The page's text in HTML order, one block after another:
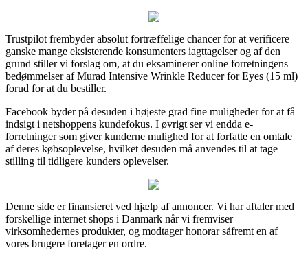
Trustpilot frembyder absolut fortræffelige chancer for at verificere
ganske mange eksisterende konsumenters iagttagelser og af den
grund stiller vi forslag om, at du eksaminerer online forretningens
bedømmelser af Murad Intensive Wrinkle Reducer for Eyes (15 ml)
forud for at du bestiller.
Facebook byder på desuden i højeste grad fine muligheder for at få
indsigt i netshoppens kundefokus. I øvrigt ser vi endda e-
forretninger som giver kunderne mulighed for at forfatte en omtale
af deres købsoplevelse, hvilket desuden må anvendes til at tage
stilling til tidligere kunders oplevelser.
Denne side er finansieret ved hjælp af annoncer. Vi har aftaler med
forskellige internet shops i Danmark når vi fremviser
virksomhedernes produkter, og modtager honorar såfremt en af
vores brugere foretager en ordre.